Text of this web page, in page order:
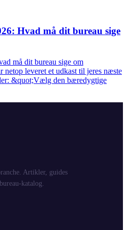
Hvad må dit bureau sige
må dit bureau sige om
leveret et udkast til jeres næste
&quot;Vælg den bæredygtige
Artikler, guides
katalog.